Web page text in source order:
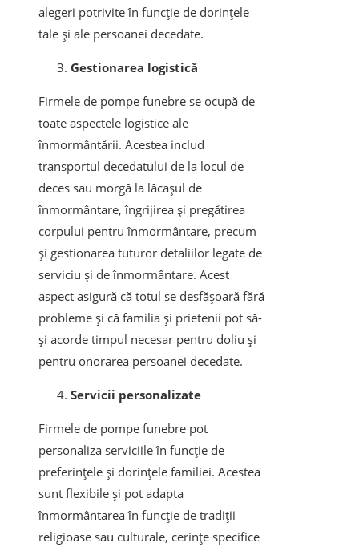
alegeri potrivite în funcție de dorințele
tale și ale persoanei decedate.
Gestionarea logistică
Firmele de pompe funebre se ocupă de
toate aspectele logistice ale
înmormântării. Acestea includ
transportul decedatului de la locul de
deces sau morgă la lăcașul de
înmormântare, îngrijirea și pregătirea
corpului pentru înmormântare, precum
și gestionarea tuturor detaliilor legate de
serviciu și de înmormântare. Acest
aspect asigură că totul se desfășoară fără
probleme și că familia și prietenii pot să-
și acorde timpul necesar pentru doliu și
pentru onorarea persoanei decedate.
Servicii personalizate
Firmele de pompe funebre pot
personaliza serviciile în funcție de
preferințele și dorințele familiei. Acestea
sunt flexibile și pot adapta
înmormântarea în funcție de tradiții
religioase sau culturale, cerințe specifice